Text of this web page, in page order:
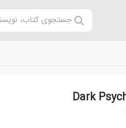
جستجوی کتاب،